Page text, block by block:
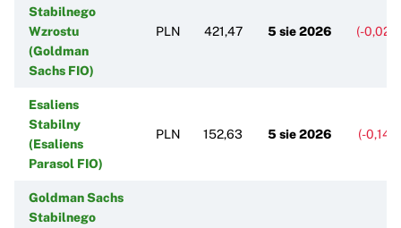
Stabilnego
Wzrostu
(Goldman
Sachs FIO)
PLN 421,47 5 sie 2026 (-
Esaliens
Stabilny
(Esaliens
Parasol FIO)
PLN 152,63 5 sie 2026 (-
Goldman Sachs
Stabilnego